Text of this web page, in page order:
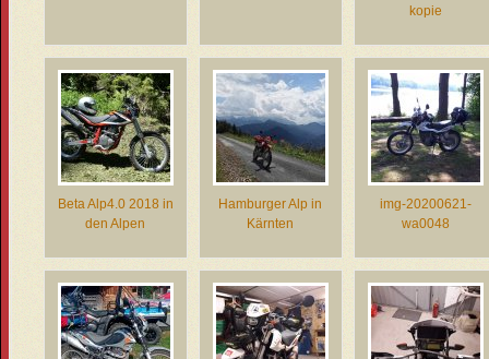
kopie
Beta Alp4.0 2018 in
den Alpen
Hamburger Alp in
Kärnten
img-20200621-
wa0048